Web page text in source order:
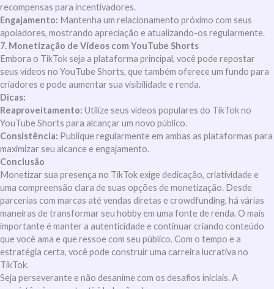
recompensas para incentivadores.
Engajamento: Mantenha um relacionamento próximo com seus
apoiadores, mostrando apreciação e atualizando-os regularmente.
7. Monetização de Vídeos com YouTube Shorts
Embora o TikTok seja a plataforma principal, você pode repostar
seus vídeos no YouTube Shorts, que também oferece um fundo para
criadores e pode aumentar sua visibilidade e renda.
Dicas:
Reaproveitamento: Utilize seus vídeos populares do TikTok no
YouTube Shorts para alcançar um novo público.
Consistência: Publique regularmente em ambas as plataformas para
maximizar seu alcance e engajamento.
Conclusão
Monetizar sua presença no TikTok exige dedicação, criatividade e
uma compreensão clara de suas opções de monetização. Desde
parcerias com marcas até vendas diretas e crowdfunding, há várias
maneiras de transformar seu hobby em uma fonte de renda. O mais
importante é manter a autenticidade e continuar criando conteúdo
que você ama e que ressoe com seu público. Com o tempo e a
estratégia certa, você pode construir uma carreira lucrativa no
TikTok.
Seja perseverante e não desanime com os desafios iniciais. A